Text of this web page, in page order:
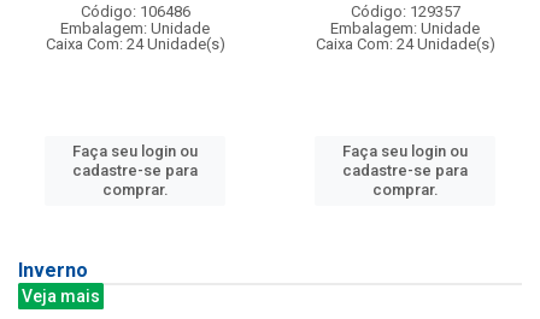
Código: 106486
Embalagem: Unidade
Caixa Com: 24 Unidade(s)
Faça seu login ou
cadastre-se para
comprar.
Código: 129357
Embalagem: Unidade
Caixa Com: 24 Unidade(s)
Faça seu login ou
cadastre-se para
comprar.
Inverno
Veja mais